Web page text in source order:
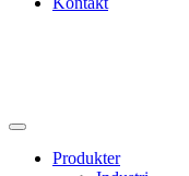
Produkter